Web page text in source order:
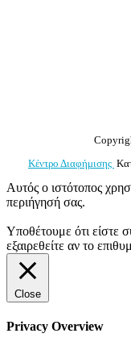
Κέντρο Διαφήμισης
Αυτός ο ιστότοπος
περιήγησή σας.
Υποθέτουμε ότι είστε
εξαιρεθείτε αν το
Close
Privacy Overview